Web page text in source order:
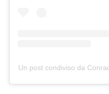
Un post condiviso da